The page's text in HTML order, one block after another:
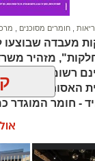
חומרים מסוכנים
מעבדה
מזהיר
רשומים
האסורה
- חומר המוגדר